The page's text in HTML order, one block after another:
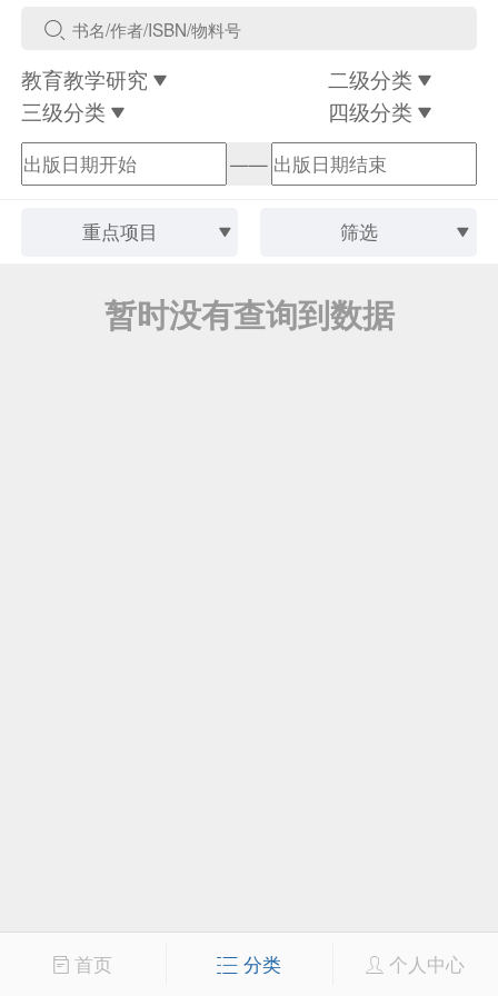
教育教学研究
二级分类
三级分类
四级分类
——
重点项目 筛选
暂时没有查询到数据
首页 分类 个人中心